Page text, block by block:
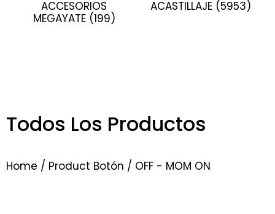
ACCESORIOS
MEGAYATE (199)
ACASTILLAJE (5953)
Todos Los Productos
Home / Product Botón / OFF - MOM ON